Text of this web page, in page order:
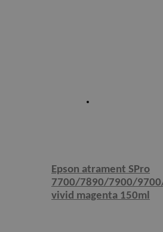
Epson atrament SPro
7700/7890/7900/
vivid magenta 150ml